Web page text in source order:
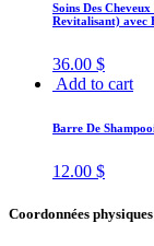
Soins Des
Revitalisant) avec
36.00 $
Add to cart
Barre De
12.00 $
Coordonnées physiques